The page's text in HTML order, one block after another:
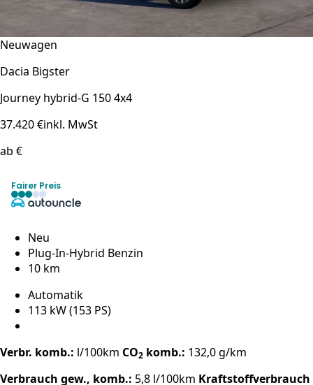
Neuwagen
Dacia Bigster
Journey hybrid-G 150 4x4
37.420 €inkl. MwSt
ab €
Fairer Preis
Neu
Plug-In-Hybrid Benzin
10 km
Automatik
113 kW (153 PS)
Verbr. komb.: l/100km CO2 komb.: 132,0 g/km
Verbrauch gew., komb.: 5,8 l/100km Kraftstoffverbrauch